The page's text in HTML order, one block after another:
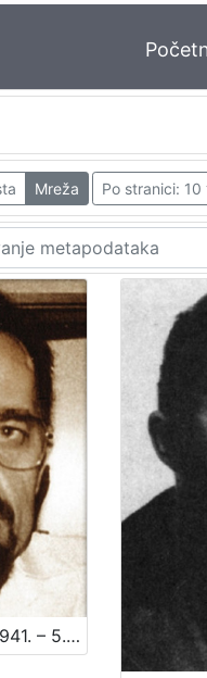
Mreža Po stranici: 10
Sabol, Željko (28. 11. 1941. – 5. 9. 1991)